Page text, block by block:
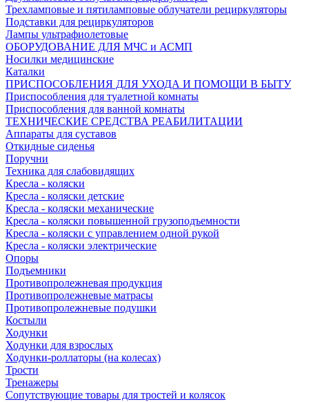
Трехламповые и пятиламповые облучатели рециркуляторы
Подставки для рециркуляторов
Лампы ультрафиолетовые
ОБОРУДОВАНИЕ ДЛЯ МЧС и АСМП
Носилки медицинские
Каталки
ПРИСПОСОБЛЕНИЯ ДЛЯ УХОДА И ПОМОЩИ В БЫТУ
Приспособления для туалетной комнаты
Приспособления для ванной комнаты
ТЕХНИЧЕСКИЕ СРЕДСТВА РЕАБИЛИТАЦИИ
Аппараты для суставов
Откидные сиденья
Поручни
Техника для слабовидящих
Кресла - коляски
Кресла - коляски детские
Кресла - коляски механические
Кресла - коляски повышенной грузоподъемности
Кресла - коляски с управлением одной рукой
Кресла - коляски электрические
Опоры
Подъемники
Противопролежневая продукция
Противопролежневые матрасы
Противопролежневые подушки
Костыли
Ходунки
Ходунки для взрослых
Ходунки-роллаторы (на колесах)
Трости
Тренажеры
Сопутствующие товары для тростей и колясок